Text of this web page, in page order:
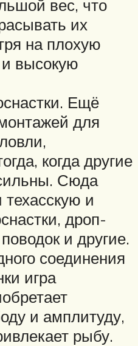
вес, что
их
на плохую
высокую
Ещё
для
когда другие
Сюда
и
дроп-
и другие.
соединения
игра
и амплитуду,
рыбу.